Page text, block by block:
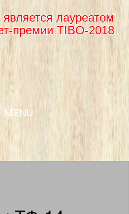
лауреатом
премии TIBO-2018
MENU